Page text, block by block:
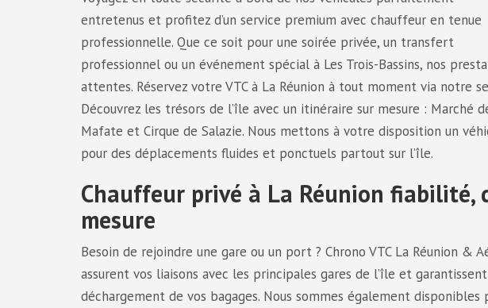
entretenus et profitez d’un service premium avec chauffeur en tenue
professionnelle. Que ce soit pour une soirée privée, un transfert
professionnel ou un événement spécial à Les Trois-Bassins, nos
attentes. Réservez votre VTC à La Réunion à tout moment via notre
Découvrez les trésors de l’île avec un itinéraire sur mesure : Marché
Mafate et Cirque de Salazie. Nous mettons à votre disposition un
pour des déplacements fluides et ponctuels partout sur l’île.
Chauffeur privé à La Réunion fiabilité,
mesure
Besoin de rejoindre une gare ou un port ? Chrono VTC La Réunion &
assurent vos liaisons avec les principales gares de l’île et
déchargement de vos bagages. Nous sommes également